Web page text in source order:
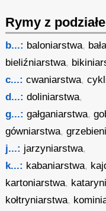
Rymy z
b...: baloniarstwa,
bieliźniarstwa,
c...: cwaniarstwa,
d...: doliniarstwa,
g...: gałganiarstwa,
gówniarstwa,
j...: jarzyniarstwa,
k...: kabaniarstwa,
kartoniarstwa,
kołtryniarstwa,